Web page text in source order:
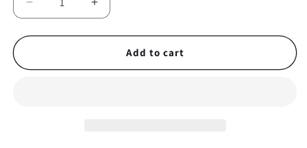
Decrease
quantity
for
and
Increase
quantity
for
DungeonsAdd to cart